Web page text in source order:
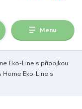
Menu
Eko-Line s přípojkou
Home Eko-Line s